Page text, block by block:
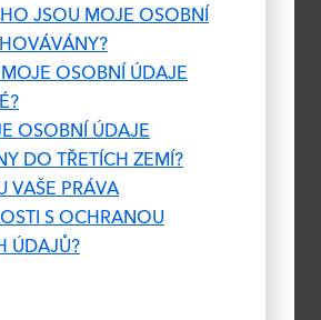
JSOU MOJE OSOBNÍ
OSOBNÍ ÚDAJE
OSOBNÍ ÚDAJE
DO TŘETÍCH ZEMÍ?
VAŠE PRÁVA
S OCHRANOU
ÚDAJŮ?